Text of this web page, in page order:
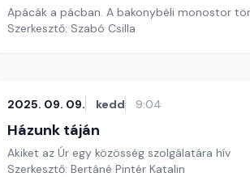
Apácák a pácban. A bakonybéli monostor
Szerkesztő: Szabó Csilla
2025. 09. 09. kedd 9:04
Házunk táján
Akiket az Úr egy közösség szolgálatára hív
Szerkesztő: Bertáné Pintér Katalin